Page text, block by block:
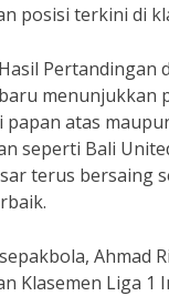
posisi terkini di
Pertandingan
menunjukkan
atas
seperti Bali
terus bersaing
Ahmad
Klasemen Liga 1